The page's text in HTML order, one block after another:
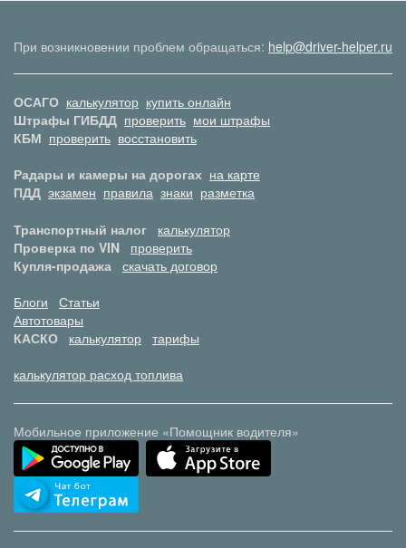
При возникновении проблем обращаться: help@driver-helper.ru
ОСАГО калькулятор купить онлайн
Штрафы ГИБДД проверить мои штрафы
КБМ проверить восстановить
Радары и камеры на дорогах на карте
ПДД экзамен правила знаки разметка
Транспортный налог
калькулятор
Проверка по VIN
проверить
Купля-продажа скачать договор
Блоги
Статьи
Автотовары
КАСКО
калькулятор тарифы
калькулятор расход топлива
Мобильное приложение «Помощник водителя»